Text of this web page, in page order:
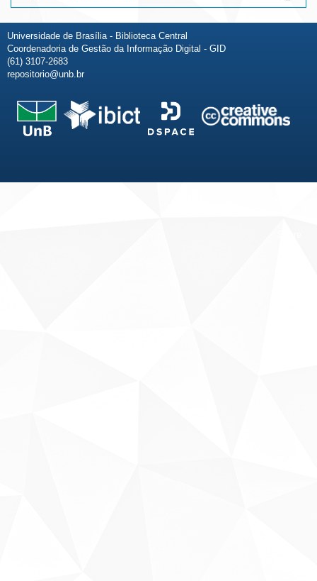
Universidade de Brasília - Biblioteca Central
Coordenadoria de Gestão da Informação Digital - GID
(61) 3107-2683
repositorio@unb.br